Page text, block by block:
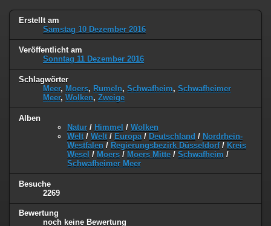
Erstellt am
Samstag 10 Dezember 2016
Veröffentlicht am
Sonntag 11 Dezember 2016
Schlagwörter
Meer, Moers, Rumeln, Schwafheim, Schwafheimer
Meer, Wolken, Zweige
Alben
Natur / Himmel / Wolken
Welt / Welt / Europa / Deutschland / Nordrhein-
Westfalen / Regierungsbezirk Düsseldorf/ Kreis
Wesel / Moers / Moers Mitte / Schwafheim /
Schwafheimer Meer
Besuche
2269
Bewertung
noch keine Bewertung